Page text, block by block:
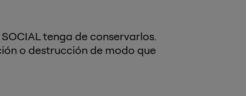
tenga de conservarlos.
o destrucción de modo que